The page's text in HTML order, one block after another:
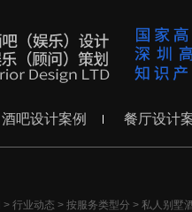
酒吧设计案例 餐厅设计
> 行业动态 > 按服务类型分 > 私人别墅